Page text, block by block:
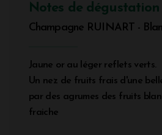
Notes de
Champagne RUINART -
Jaune or au léger reflets verts.
Un nez de fruits frais d'une
par des agrumes des fruits
fraiche